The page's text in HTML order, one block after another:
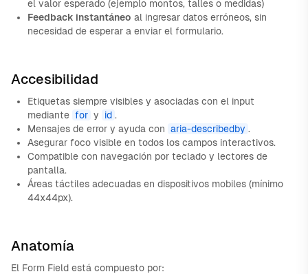
el valor esperado (ejemplo montos, talles o medidas)
Feedback instantáneo al ingresar datos erróneos, sin
necesidad de esperar a enviar el formulario.
Accesibilidad
Etiquetas siempre visibles y asociadas con el input
mediante for y id .
Mensajes de error y ayuda con aria-describedby .
Asegurar foco visible en todos los campos interactivos.
Compatible con navegación por teclado y lectores de
pantalla.
Áreas táctiles adecuadas en dispositivos mobiles (mínimo
44x44px).
Anatomía
El Form Field está compuesto por: